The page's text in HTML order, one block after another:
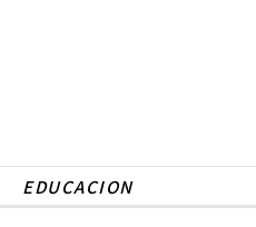
EDUCACION